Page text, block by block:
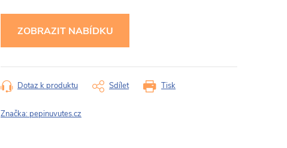
Tisk
Dotaz k produktu Sdílet
Značka: pepinuvutes.cz